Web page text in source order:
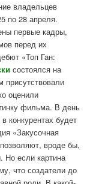
владельцев
по 28 апреля.
первые кадры,
перед их
«Топ Ган:
состоялся на
оценили
фильма. В день
конкурентах будет
«Закусочная
вроде бы,
Но если картина
что создатели до